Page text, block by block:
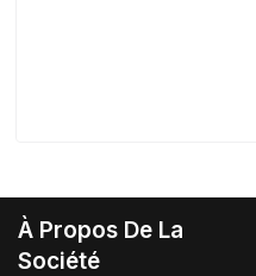
À Propos De La
Société